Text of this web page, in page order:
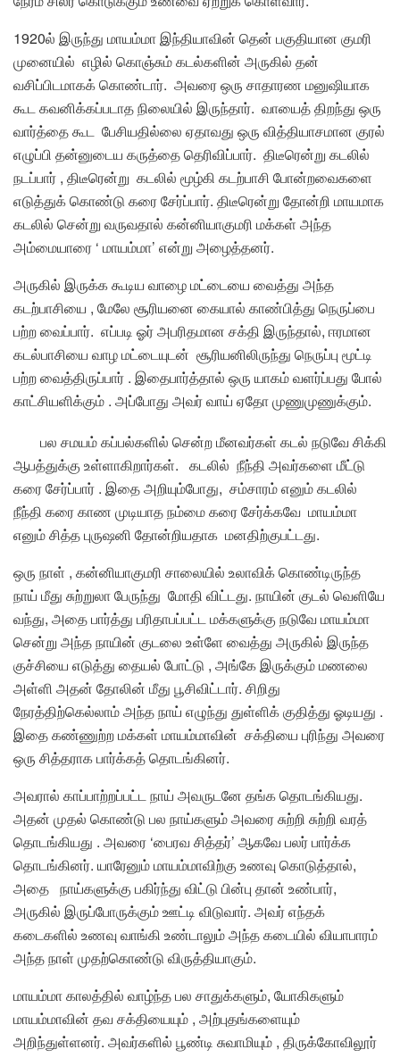
1920ல் இருந்து மாயம்மா இந்தியாவின் தென் பகுதியான குமரி
முனையில் எழில் கொஞ்சும் கடல்களின் அருகில் தன்
வசிப்பிடமாகக் கொண்டார். அவரை ஒரு சாதாரண மனுஷியாக
கூட கவனிக்கப்படாத நிலையில் இருந்தார். வாயைத் திறந்து ஒரு
வார்த்தை கூட பேசியதில்லை ஏதாவது ஒரு வித்தியாசமான குரல்
எழுப்பி தன்னுடைய கருத்தை தெரிவிப்பார். திடீரென்று கடலில்
நடப்பார் , திடீரென்று கடலில் மூழ்கி கடற்பாசி போன்றவைகளை
எடுத்துக் கொண்டு கரை சேர்ப்பார். திடீரென்று தோன்றி மாயமாக
கடலில் சென்று வருவதால் கன்னியாகுமரி மக்கள் அந்த
அம்மையாரை ‘ மாயம்மா’ என்று அழைத்தனர்.
அருகில் இருக்க கூடிய வாழை மட்டையை வைத்து அந்த
கடற்பாசியை , மேலே சூரியனை கையால் காண்பித்து நெருப்பை
பற்ற வைப்பார். எப்படி ஓர் அபரிதமான சக்தி இருந்தால், ஈரமான
கடல்பாசியை வாழ மட்டையுடன் சூரியனிலிருந்து நெருப்பு மூட்டி
பற்ற வைத்திருப்பார் . இதைபார்த்தால் ஒரு யாகம் வளர்ப்பது போல்
காட்சியளிக்கும் . அப்போது அவர் வாய் ஏதோ முணுமுணுக்கும்.
பல சமயம் கப்பல்களில் சென்ற மீனவர்கள் கடல் நடுவே சிக்கி
ஆபத்துக்கு உள்ளாகிறார்கள். கடலில் நீந்தி அவர்களை மீட்டு
கரை சேர்ப்பார் . இதை அறியும்போது, சம்சாரம் எனும் கடலில்
நீந்தி கரை காண முடியாத நம்மை கரை சேர்க்கவே மாயம்மா
எனும் சித்த புருஷனி தோன்றியதாக மனதிற்குபட்டது.
ஒரு நாள் , கன்னியாகுமரி சாலையில் உலாவிக் கொண்டிருந்த
நாய் மீது சுற்றுலா பேருந்து மோதி விட்டது. நாயின் குடல் வெளியே
வந்து, அதை பார்த்து பரிதாபப்பட்ட மக்களுக்கு நடுவே மாயம்மா
சென்று அந்த நாயின் குடலை உள்ளே வைத்து அருகில் இருந்த
குச்சியை எடுத்து தையல் போட்டு , அங்கே இருக்கும் மணலை
அள்ளி அதன் தோலின் மீது பூசிவிட்டார். சிறிது
நேரத்திற்கெல்லாம் அந்த நாய் எழுந்து துள்ளிக் குதித்து ஓடியது .
இதை கண்ணுற்ற மக்கள் மாயம்மாவின் சக்தியை புரிந்து அவரை
ஒரு சித்தராக பார்க்கத் தொடங்கினர்.
அவரால் காப்பாற்றப்பட்ட நாய் அவருடனே தங்க தொடங்கியது.
அதன் முதல் கொண்டு பல நாய்களும் அவரை சுற்றி சுற்றி வரத்
தொடங்கியது . அவரை ‘பைரவ சித்தர்’ ஆகவே பலர் பார்க்க
தொடங்கினர். யாரேனும் மாயம்மாவிற்கு உணவு கொடுத்தால்,
அதை நாய்களுக்கு பகிர்ந்து விட்டு பின்பு தான் உண்பார்,
அருகில் இருப்போருக்கும் ஊட்டி விடுவார். அவர் எந்தக்
கடைகளில் உணவு வாங்கி உண்டாலும் அந்த கடையில் வியாபாரம்
அந்த நாள் முதற்கொண்டு விருத்தியாகும்.
மாயம்மா காலத்தில் வாழ்ந்த பல சாதுக்களும், யோகிகளும்
மாயம்மாவின் தவ சக்தியையும் , அற்புதங்களையும்
அறிந்துள்ளனர். அவர்களில் பூண்டி சுவாமியும் , திருக்கோவிலூர்